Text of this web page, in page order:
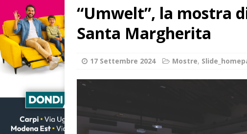
“Umwelt”, la mostra
Santa Margherita
17 Settembre 2024 Mostre,